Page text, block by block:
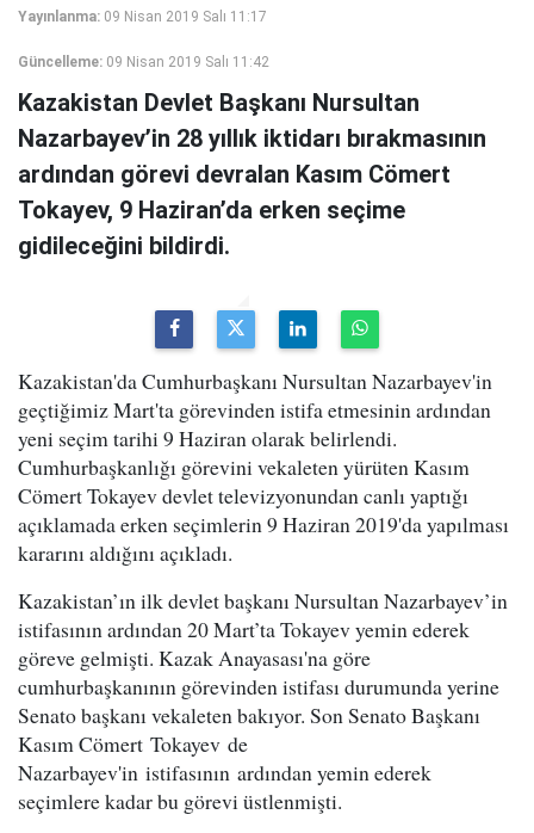
Yayınlanma: 09 Nisan 2019 Salı 11:17
Güncelleme: 09 Nisan 2019 Salı 11:42
Kazakistan Devlet Başkanı Nursultan
Nazarbayev’in 28 yıllık iktidarı bırakmasının
ardından görevi devralan Kasım Cömert
Tokayev, 9 Haziran’da erken seçime
gidileceğini bildirdi.
Kazakistan'da Cumhurbaşkanı Nursultan Nazarbayev'in
geçtiğimiz Mart'ta görevinden istifa etmesinin ardından
yeni seçim tarihi 9 Haziran olarak belirlendi.
Cumhurbaşkanlığı görevini vekaleten yürüten Kasım
Cömert Tokayev devlet televizyonundan canlı yaptığı
açıklamada erken seçimlerin 9 Haziran 2019'da yapılması
kararını aldığını açıkladı.
Kazakistan’ın ilk devlet başkanı Nursultan Nazarbayev’in
istifasının ardından 20 Mart’ta Tokayev yemin ederek
göreve gelmişti. Kazak Anayasası'na göre
cumhurbaşkanının görevinden istifası durumunda yerine
Senato başkanı vekaleten bakıyor. Son Senato Başkanı
Kasım Cömert Tokayev de
Nazarbayev'in istifasının ardından yemin ederek
seçimlere kadar bu görevi üstlenmişti.